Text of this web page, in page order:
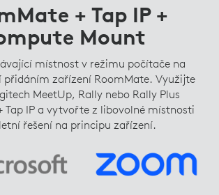
+ Tap IP +
Mount
místnost v režimu počítače na
přidáním zařízení RoomMate. Využijte
MeetUp, Rally nebo Rally Plus
Tap IP a vytvořte z libovolné místnosti
řešení na principu zařízení.